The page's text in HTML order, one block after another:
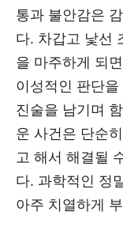
통과 불안감은
다. 차갑고 낯선
을 마주하게 되
이성적인 판단
진술을 남기며
운 사건은 단순
고 해서 해결될
다. 과학적인 정
아주 치열하게